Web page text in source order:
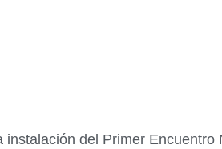
del Primer Encuentro